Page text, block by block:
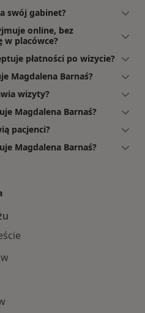
swój gabinet?
online, bez
w placówce?
płatności po wizycie?
Magdalena Barnaś?
wizyty?
Magdalena Barnaś?
pacjenci?
Magdalena Barnaś?